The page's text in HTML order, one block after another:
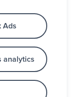
Ads
analytics